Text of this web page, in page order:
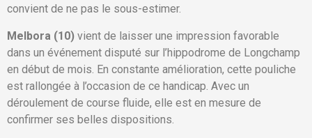
convient de ne pas le sous-estimer.
Melbora (10) vient de laisser une impression favorable
dans un événement disputé sur l’hippodrome de Longchamp
en début de mois. En constante amélioration, cette pouliche
est rallongée à l’occasion de ce handicap. Avec un
déroulement de course fluide, elle est en mesure de
confirmer ses belles dispositions.